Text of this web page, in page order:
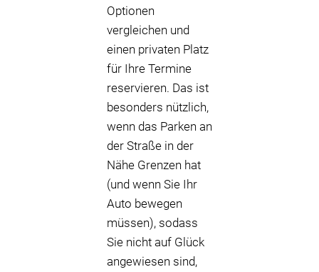
Optionen
vergleichen und
einen privaten Platz
für Ihre Termine
reservieren. Das ist
besonders nützlich,
wenn das Parken an
der Straße in der
Nähe Grenzen hat
(und wenn Sie Ihr
Auto bewegen
müssen), sodass
Sie nicht auf Glück
angewiesen sind,